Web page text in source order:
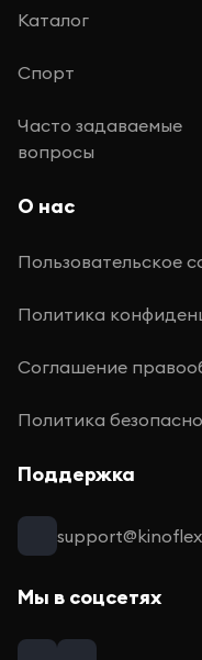
Каталог
Спорт
Часто задаваемые
вопросы
О нас
Пользовательское
Политика
Соглашение
Политика
Поддержка
Мы в соцсетях